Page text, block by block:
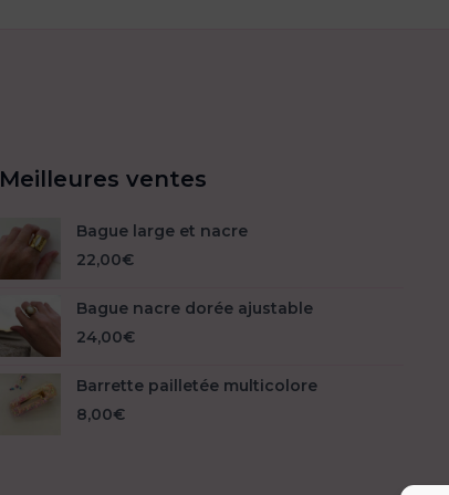
Meilleures ventes
Bague large et nacre
22,00€
Bague nacre dorée ajustable
24,00€
Barrette pailletée multicolore
8,00€